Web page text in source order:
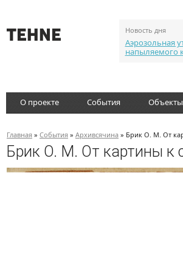
Новость дня
Аэрозольная
напыляемого
О проекте События Объекты
Главная » События » Архивсячина » Брик О. М. От
Брик О. М. От картины к